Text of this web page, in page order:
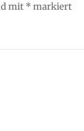
mit * markiert